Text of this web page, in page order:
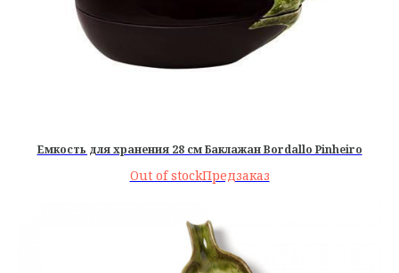
Емкость для хранения 28 см Баклажан Bordallo Pinheiro
Out of stock